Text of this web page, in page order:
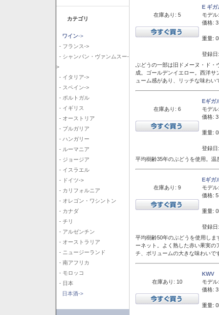
カテゴリ
ワイン->
- フランス->
- シャンパン・ヴァンムスー-
>
- イタリア->
- スペイン->
- ポルトガル
- イギリス
- オーストリア
- ブルガリア
- ハンガリー
- ルーマニア
- ジョージア
- イスラエル
- ドイツ->
- カリフォルニア
- オレゴン・ワシントン
- カナダ
- チリ
- アルゼンチン
- オーストラリア
- ニュージーランド
- 南アフリカ
- モロッコ
- 日本
日本酒->
在庫あり: 5
E ギ
モデル:
価格:
重量:
登録
ぶどうの一部は旧ドメーヌ・ド・
成。ゴールデンイエロー。西洋
ューム感があり、リッチな味わい
在庫あり: 6
Eギガ
モデル:
価格:
重量:
登録
平均樹齢35年のぶどうを使用。
在庫あり: 9
Eギガ
モデル:
価格:
重量:
登録
平均樹齢50年のぶどうを使用し
ーネット。よく熟した赤い果実
チ、ボリュームの大きな味わいで
在庫あり: 10
KWV
モデル:
価格:
重量: